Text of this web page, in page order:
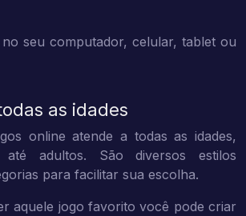
seu computador, celular, tablet ou
as idades
online atende a todas as idades,
até adultos. São diversos estilos
para facilitar sua escolha.
aquele jogo favorito você pode criar